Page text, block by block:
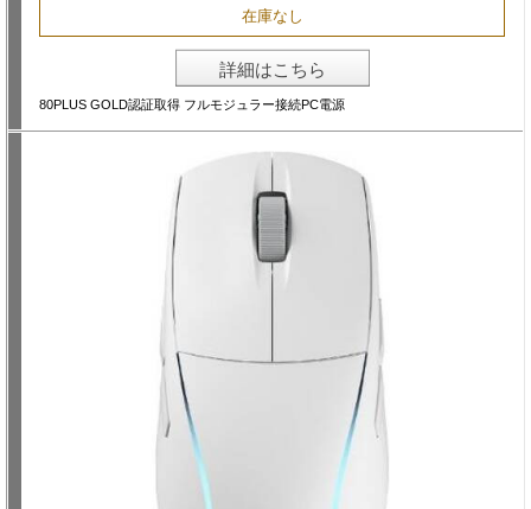
在庫なし
詳細はこちら
80PLUS GOLD認証取得 フルモジュラー接続PC電源